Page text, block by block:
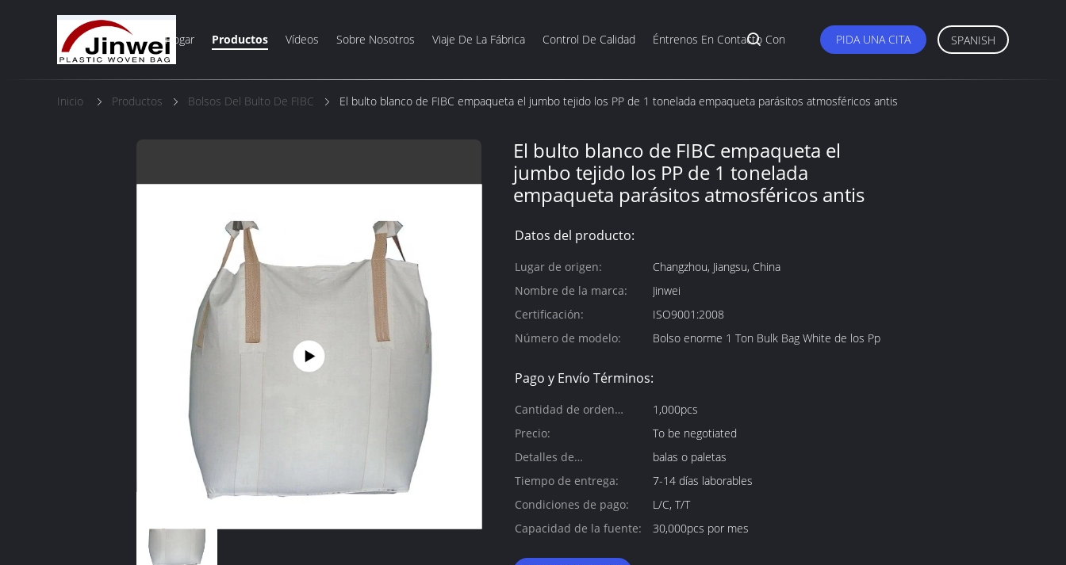
Hogar Productos Vídeos Sobre Nosotros Viaje De La Fábrica Control De Calidad Éntrenos En Contacto Con PIDA UNA CITA SPANISH
Inicio Productos Bolsos Del Bulto De FIBC El bulto blanco de FIBC empaqueta el jumbo tejido los PP de 1 tonelada empaqueta parásitos atmosféricos antis
El bulto blanco de FIBC empaqueta el
jumbo tejido los PP de 1 tonelada
empaqueta parásitos atmosféricos antis
Datos del producto:
Lugar de origen:
Changzhou, Jiangsu, China
Nombre de la marca:
Jinwei
Certificación:
ISO9001:2008
Número de modelo:
Bolso enorme 1 Ton Bulk Bag White de los Pp
Pago y Envío Términos:
Cantidad de orden
mínima:
1,000pcs
Precio:
To be negotiated
Detalles de
empaquetado:
balas o paletas
Tiempo de entrega:
7-14 días laborables
Condiciones de pago:
L/C, T/T
Capacidad de la fuente:
30,000pcs por mes